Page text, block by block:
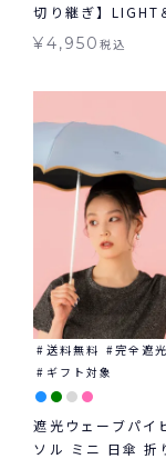
切り継ぎ】LIGHT
イト＆スリム 軽量
¥4,950税込
送料無料
完全遮光
ギフト対象
遮光ウェーブパイ
ソル ミニ 日傘 折